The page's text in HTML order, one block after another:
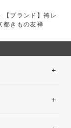
【ブランド】袴レ
都きもの友禅